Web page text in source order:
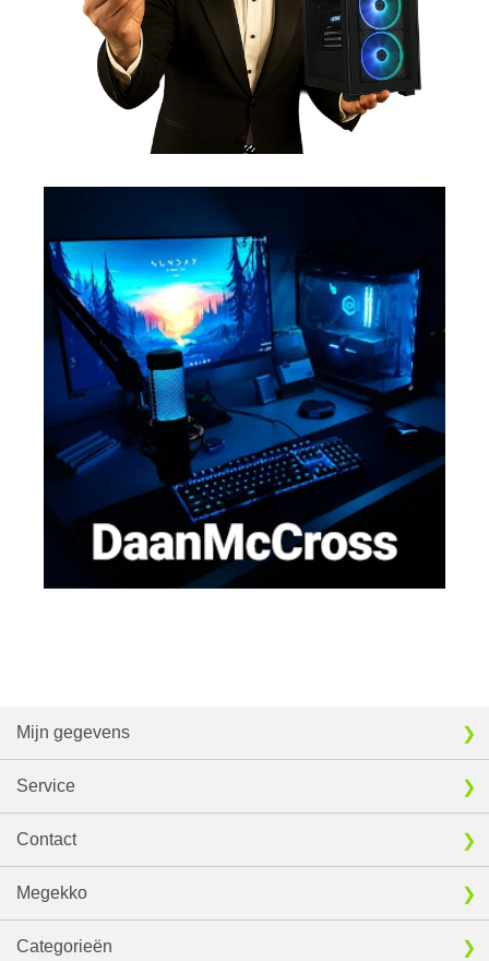
Mijn gegevens
Service
Contact
Megekko
Categorieën